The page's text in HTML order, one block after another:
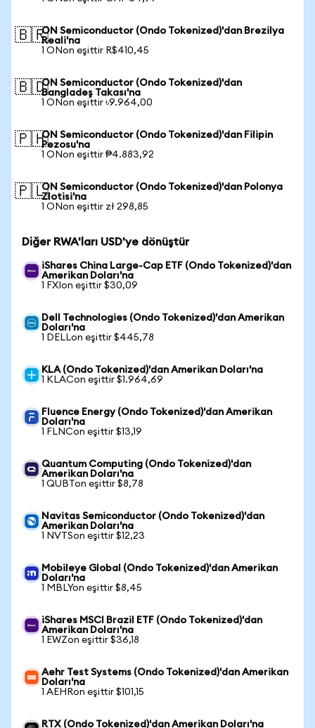
🇧🇷ON Semiconductor (Ondo Tokenized)'dan Brezilya
Reali'na
1 ONon eşittir R$410,45
🇧🇩ON Semiconductor (Ondo Tokenized)'dan
Bangladeş Takası'na
1 ONon eşittir ৳9.964,00
🇵🇭ON Semiconductor (Ondo Tokenized)'dan Filipin
Pezosu'na
1 ONon eşittir ₱4.883,92
🇵🇱ON Semiconductor (Ondo Tokenized)'dan Polonya
Zlotisi'na
1 ONon eşittir zł 298,85
Diğer RWA'ları USD'ye dönüştür
iShares China Large-Cap ETF (Ondo Tokenized)'dan
Amerikan Doları'na
1 FXIon eşittir $30,09
Dell Technologies (Ondo Tokenized)'dan Amerikan
Doları'na
1 DELLon eşittir $445,78
KLA (Ondo Tokenized)'dan Amerikan Doları'na
1 KLACon eşittir $1.964,69
Fluence Energy (Ondo Tokenized)'dan Amerikan
Doları'na
1 FLNCon eşittir $13,19
Quantum Computing (Ondo Tokenized)'dan
Amerikan Doları'na
1 QUBTon eşittir $8,78
Navitas Semiconductor (Ondo Tokenized)'dan
Amerikan Doları'na
1 NVTSon eşittir $12,23
Mobileye Global (Ondo Tokenized)'dan Amerikan
Doları'na
1 MBLYon eşittir $8,45
iShares MSCI Brazil ETF (Ondo Tokenized)'dan
Amerikan Doları'na
1 EWZon eşittir $36,18
Aehr Test Systems (Ondo Tokenized)'dan Amerikan
Doları'na
1 AEHRon eşittir $101,15
RTX (Ondo Tokenized)'dan Amerikan Doları'na